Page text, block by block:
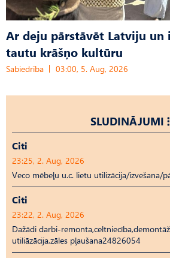
Ar deju pārstāvēt Latviju un
tautu krāšņo kultūru
Sabiedrība 03:00, 5. Aug, 2026
SLUDINĀJUMI
Citi
23:25, 2. Aug, 2026
Veco mēbeļu u.c. lietu utilizācija/izvešana/
Citi
23:22, 2. Aug, 2026
Dažādi darbi-
utiliāzācija,zāles pļaušana24826054